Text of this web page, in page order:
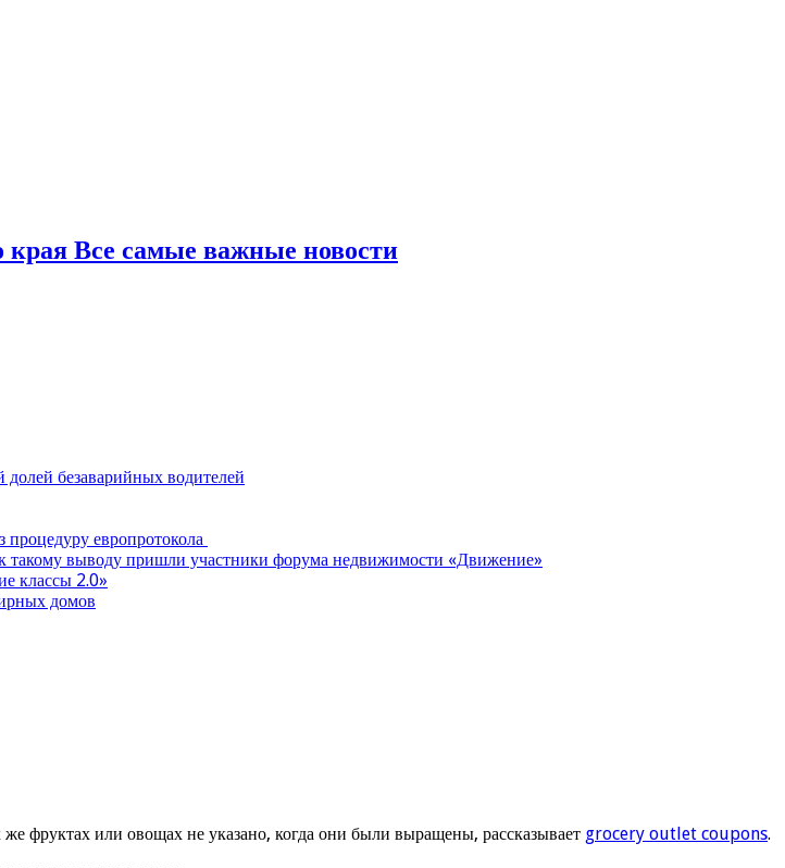
края Все самые важные новости
безаварийных водителей
европротокола
выводу пришли участники форума недвижимости «Движение»
классы 2.0»
домов
фруктах или овощах не указано, когда они были выращены, рассказывает grocery outlet coupons.